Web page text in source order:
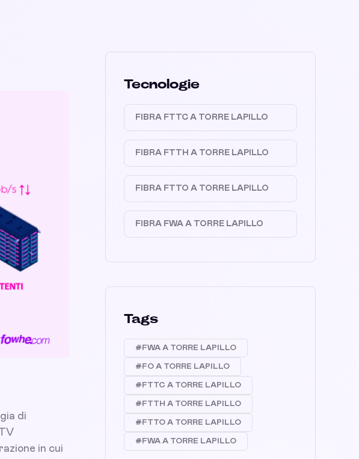
di
in cui
Tecnologie
FIBRA FTTC A TORRE LAPILLO
FIBRA FTTH A TORRE LAPILLO
FIBRA FTTO A TORRE LAPILLO
FIBRA FWA A TORRE LAPILLO
Tags
#FWA A TORRE LAPILLO
#FO A TORRE LAPILLO
#FTTC A TORRE LAPILLO
#FTTH A TORRE LAPILLO
#FTTO A TORRE LAPILLO
#FWA A TORRE LAPILLO